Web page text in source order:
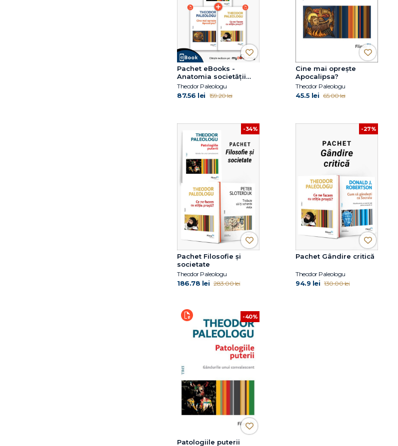
Pachet eBooks -
Anatomia societății
moderne
Theodor Paleologu
87.56 lei 159.20 lei
Cine mai oprește
Apocalipsa?
Theodor Paleologu
45.5 lei 65.00 lei
-34%
Pachet Filosofie și
societate
Theodor Paleologu
186.78 lei 283.00 lei
-27%
Pachet Gândire critică
Theodor Paleologu
94.9 lei 130.00 lei
-40%
Patologiile puterii